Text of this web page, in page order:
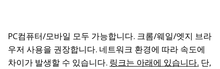
PC컴퓨터/모바일 모두 가능합니다. 크롬/웨일/엣지 브라
우저 사용을 권장합니다. 네트워크 환경에 따라 속도에
차이가 발생할 수 있습니다. 링크는 아래에 있습니다. 단,